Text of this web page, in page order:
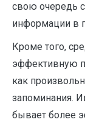
свою очередь
информации в
Кроме того,
эффективную
как
запоминания.
бывает более